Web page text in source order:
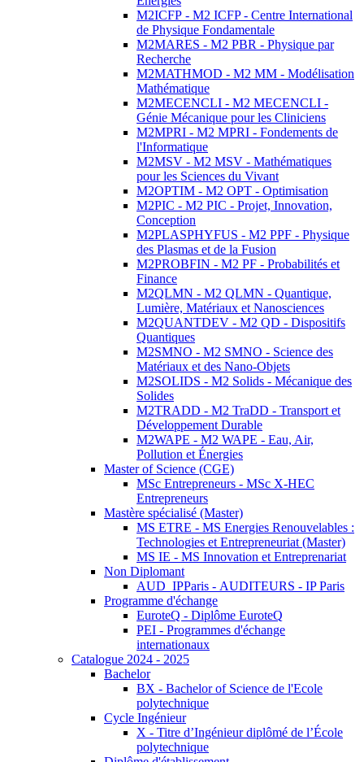
M2ICFP - M2 ICFP - Centre International
de Physique Fondamentale
M2MARES - M2 PBR - Physique par
Recherche
M2MATHMOD - M2 MM - Modélisation
Mathématique
M2MECENCLI - M2 MECENCLI -
Génie Mécanique pour les Cliniciens
M2MPRI - M2 MPRI - Fondements de
l'Informatique
M2MSV - M2 MSV - Mathématiques
pour les Sciences du Vivant
M2OPTIM - M2 OPT - Optimisation
M2PIC - M2 PIC - Projet, Innovation,
Conception
M2PLASPHYFUS - M2 PPF - Physique
des Plasmas et de la Fusion
M2PROBFIN - M2 PF - Probabilités et
Finance
M2QLMN - M2 QLMN - Quantique,
Lumière, Matériaux et Nanosciences
M2QUANTDEV - M2 QD - Dispositifs
Quantiques
M2SMNO - M2 SMNO - Science des
Matériaux et des Nano-Objets
M2SOLIDS - M2 Solids - Mécanique des
Solides
M2TRADD - M2 TraDD - Transport et
Développement Durable
M2WAPE - M2 WAPE - Eau, Air,
Pollution et Énergies
Master of Science (CGE)
MSc Entrepreneurs - MSc X-HEC
Entrepreneurs
Mastère spécialisé (Master)
MS ETRE - MS Energies Renouvelables :
Technologies et Entrepreneuriat (Master)
MS IE - MS Innovation et Entreprenariat
Non Diplomant
AUD_IPParis - AUDITEURS - IP Paris
Programme d'échange
EuroteQ - Diplôme EuroteQ
PEI - Programmes d'échange
internationaux
Catalogue 2024 - 2025
Bachelor
BX - Bachelor of Science de l'Ecole
polytechnique
Cycle Ingénieur
X - Titre d’Ingénieur diplômé de l’École
polytechnique